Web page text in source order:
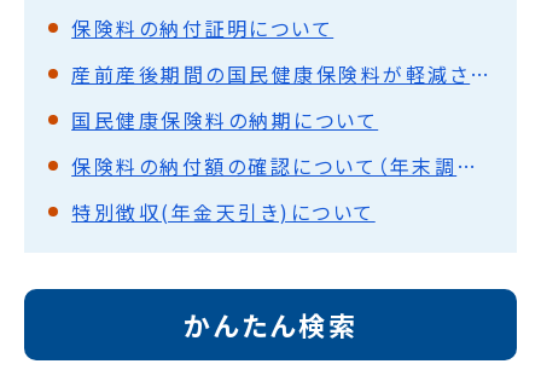
保険料の納付証明について
産前産後期間の国民健康保険料が軽減されます
国民健康保険料の納期について
保険料の納付額の確認について（年末調整・確定申告）
特別徴収(年金天引き)について
かんたん検索